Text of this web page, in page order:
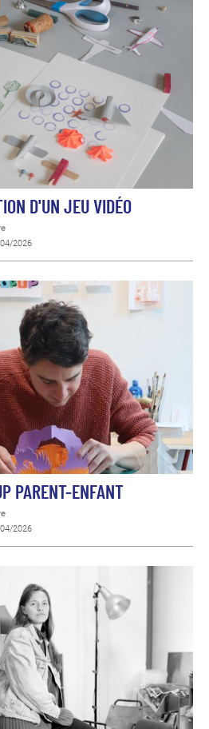
D'UN JEU VIDÉO
2026
PARENT-ENFANT
2026